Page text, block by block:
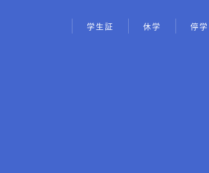
学生証 休学 停学